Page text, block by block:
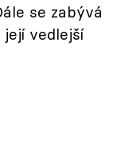
se zabývá
vedlejší